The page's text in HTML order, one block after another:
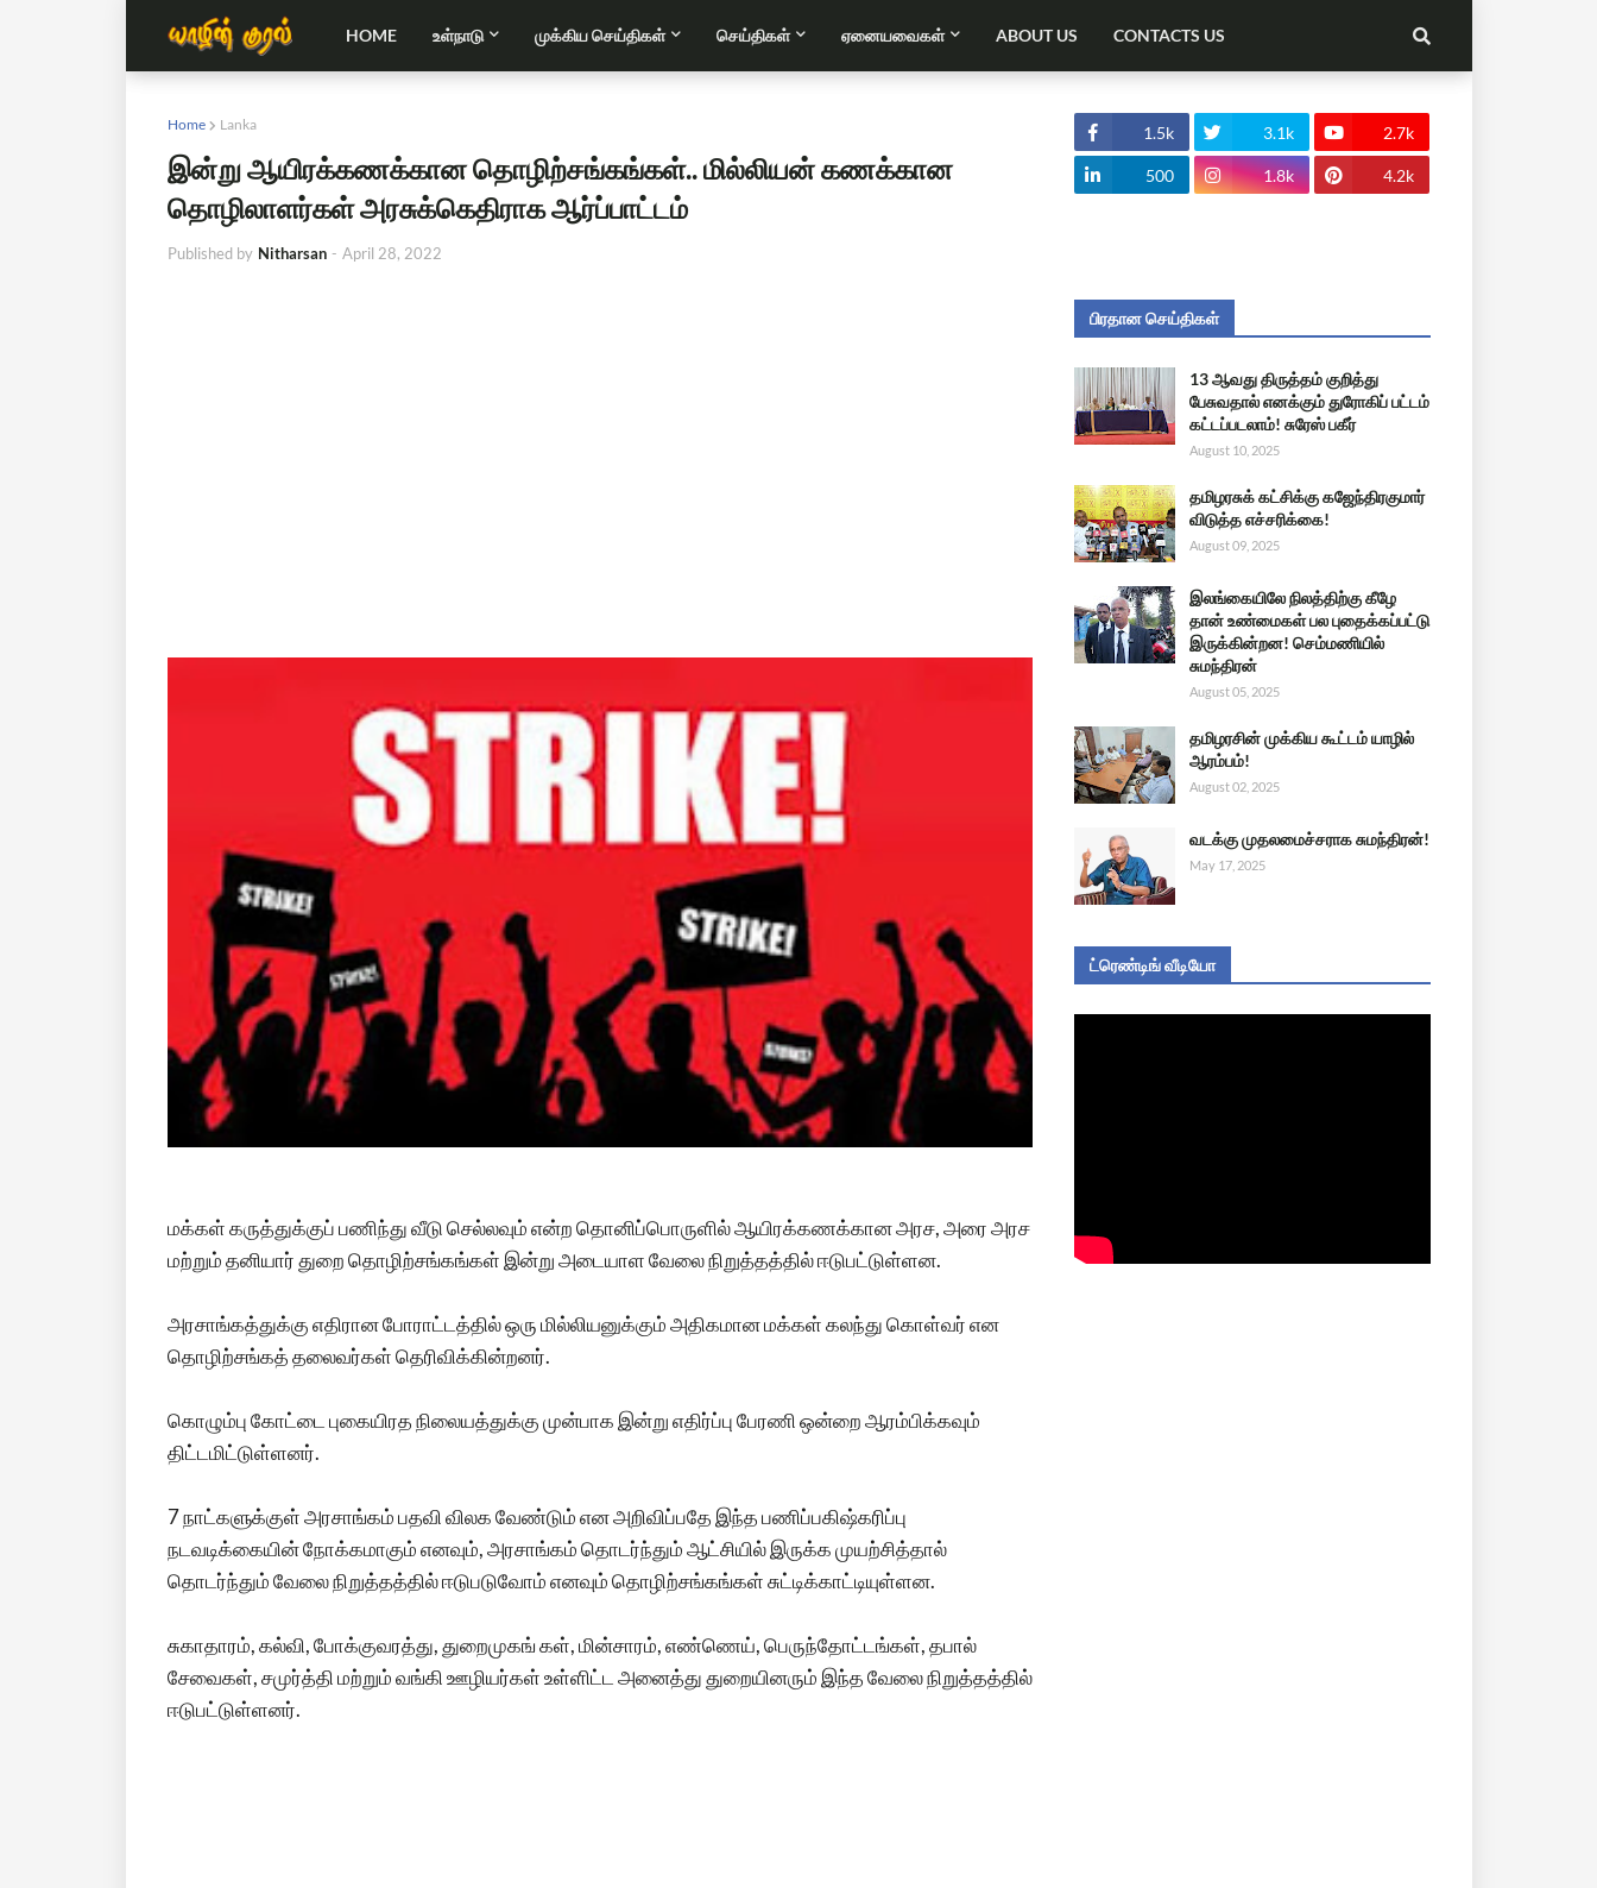
HOME உள்நாடு முக்கிய செய்திகள் செய்திகள் ஏனையவைகள் ABOUT US CONTACTS US
Home Lanka
இன்று ஆயிரக்கணக்கான தொழிற்சங்கங்கள்.. மில்லியன் கணக்கான
தொழிலாளர்கள் அரசுக்கெதிராக ஆர்ப்பாட்டம்
Published by Nitharsan - April 28, 2022
மக்கள் கருத்துக்குப் பணிந்து வீடு செல்லவும் என்ற தொனிப்பொருளில் ஆயிரக்கணக்கான அரச, அரை அரச
மற்றும் தனியார் துறை தொழிற்சங்கங்கள் இன்று அடையாள வேலை நிறுத்தத்தில் ஈடுபட்டுள்ளன.
அரசாங்கத்துக்கு எதிரான போராட்டத்தில் ஒரு மில்லியனுக்கும் அதிகமான மக்கள் கலந்து கொள்வர் என
தொழிற்சங்கத் தலைவர்கள் தெரிவிக்கின்றனர்.
கொழும்பு கோட்டை புகையிரத நிலையத்துக்கு முன்பாக இன்று எதிர்ப்பு பேரணி ஒன்றை ஆரம்பிக்கவும்
திட்டமிட்டுள்ளனர்.
7 நாட்களுக்குள் அரசாங்கம் பதவி விலக வேண்டும் என அறிவிப்பதே இந்த பணிப்பகிஷ்கரிப்பு
நடவடிக்கையின் நோக்கமாகும் எனவும், அரசாங்கம் தொடர்ந்தும் ஆட்சியில் இருக்க முயற்சித்தால்
தொடர்ந்தும் வேலை நிறுத்தத்தில் ஈடுபடுவோம் எனவும் தொழிற்சங்கங்கள் சுட்டிக்காட்டியுள்ளன.
சுகாதாரம், கல்வி, போக்குவரத்து, துறைமுகங் கள், மின்சாரம், எண்ணெய், பெருந்தோட்டங்கள், தபால்
சேவைகள், சமுர்த்தி மற்றும் வங்கி ஊழியர்கள் உள்ளிட்ட அனைத்து துறையினரும் இந்த வேலை நிறுத்தத்தில்
ஈடுபட்டுள்ளனர்.
1.5k 3.1k 2.7k
500 1.8k 4.2k
பிரதான செய்திகள்
13 ஆவது திருத்தம் குறித்து
பேசுவதால் எனக்கும் துரோகிப் பட்டம்
கட்டப்படலாம்! சுரேஸ் பகீர்
August 10, 2025
தமிழரசுக் கட்சிக்கு கஜேந்திரகுமார்
விடுத்த எச்சரிக்கை!
August 09, 2025
இலங்கையிலே நிலத்திற்கு கீழே
தான் உண்மைகள் பல புதைக்கப்பட்டு
இருக்கின்றன! செம்மணியில்
சுமந்திரன்
August 05, 2025
தமிழரசின் முக்கிய கூட்டம் யாழில்
ஆரம்பம்!
August 02, 2025
வடக்கு முதலமைச்சராக சுமந்திரன்!
May 17, 2025
ட்ரெண்டிங் வீடியோ